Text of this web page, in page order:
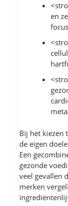
en
Bij het kiezen
de eigen
Een
gezonde
veel gevallen
merken